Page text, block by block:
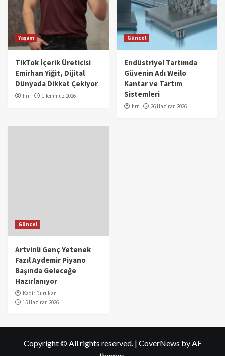
Yaşam
TikTok İçerik Üreticisi
Emirhan Yiğit, Dijital
Dünyada Dikkat Çekiyor
hrn 1 Temmuz 2026
Güncel
Endüstriyel Tartımda
Güvenin Adı Weilo
Kantar ve Tartım
Sistemleri
hrn 26 Haziran 2026
Güncel
Artvinli Genç Yetenek
Fazıl Aydemir Piyano
Başında Geleceğe
Hazırlanıyor
Kadir Durukan
15 Haziran 2026
Copyright © All rights reserved. | CoverNews by AF